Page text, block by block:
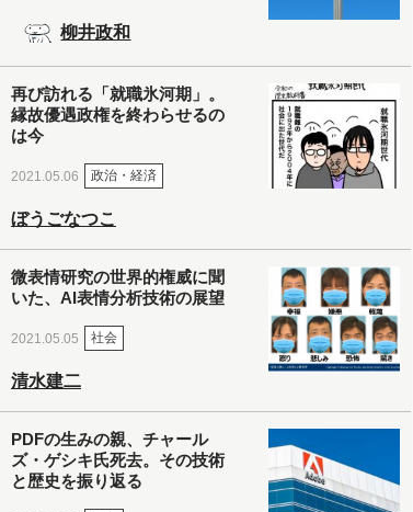
柳井政和
再び訪れる「就職氷河期」。
縁故優遇政権を終わらせるの
は今
2021.05.06 政治・経済
ぼうごなつこ
微表情研究の世界的権威に聞
いた、AI表情分析技術の展望
2021.05.05 社会
清水建二
PDFの生みの親、チャール
ズ・ゲシキ氏死去。その技術
と歴史を振り返る